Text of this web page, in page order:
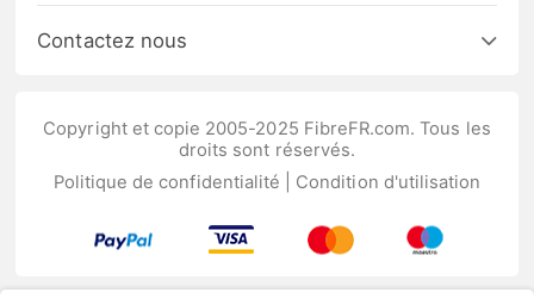
Contactez nous
Copyright et copie 2005-2025 FibreFR.com. Tous les
droits sont réservés.
Politique de confidentialité
Condition d'utilisation